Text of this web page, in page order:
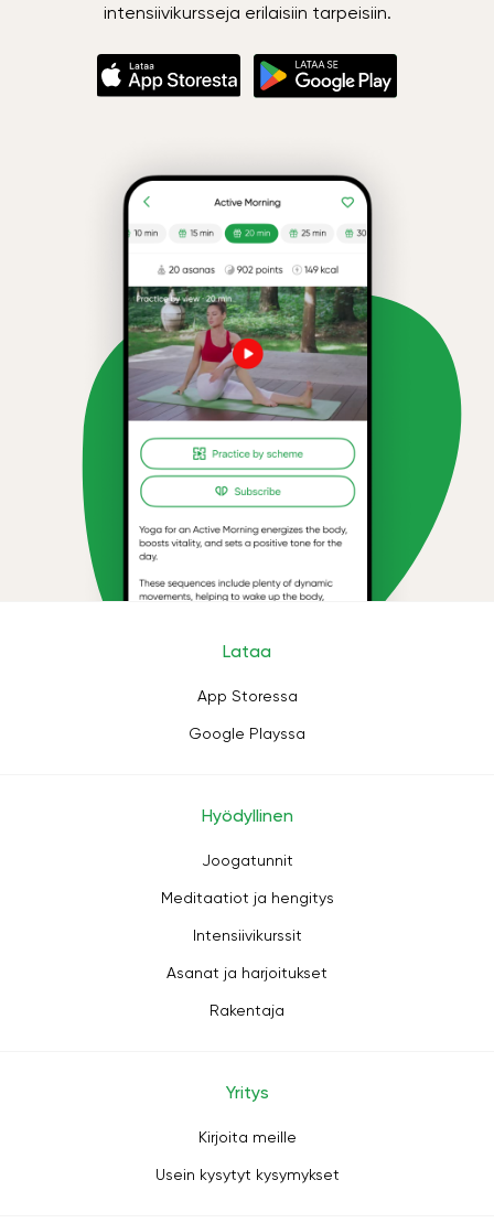
intensiivikursseja erilaisiin tarpeisiin.
Lataa
App Storessa
Google Playssa
Hyödyllinen
Joogatunnit
Meditaatiot ja hengitys
Intensiivikurssit
Asanat ja harjoitukset
Rakentaja
Yritys
Kirjoita meille
Usein kysytyt kysymykset